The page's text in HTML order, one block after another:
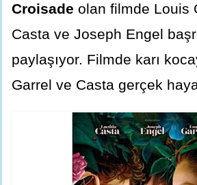
Croisade olan filmde Louis
Casta ve Joseph Engel
paylaşıyor. Filmde karı
Garrel ve Casta gerçek